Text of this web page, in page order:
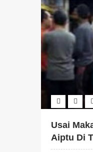
Usai
Aiptu Di